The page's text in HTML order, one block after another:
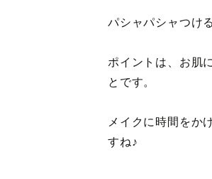
パシャパシャつけ
ポイントは、お肌
とです。
メイクに時間をか
すね♪